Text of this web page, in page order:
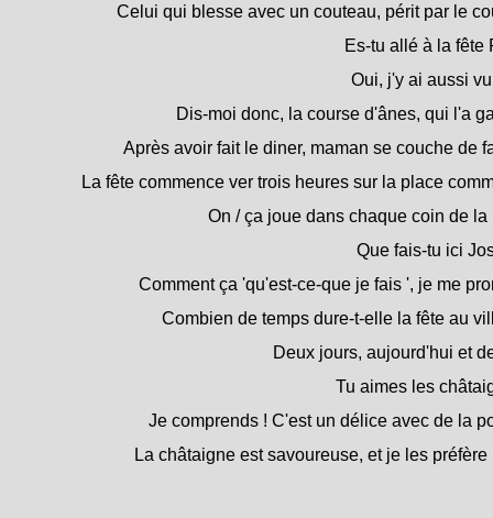
Celui qui blesse avec un couteau, périt par le
Es-tu allé à la fête
Oui, j'y ai aussi
Dis-moi donc, la course d'ânes, qui l'a
Après avoir fait le diner, maman se couche de
La fête commence ver trois heures sur la place
On / ça joue dans chaque coin de la
Que fais-tu ici
Comment ça 'qu'est-ce-que je fais ', je me
Combien de temps dure-t-elle la fête au
Deux jours, aujourd'hui et
Tu aimes les
Je comprends ! C'est un délice avec de la
La châtaigne est savoureuse, et je les préfère